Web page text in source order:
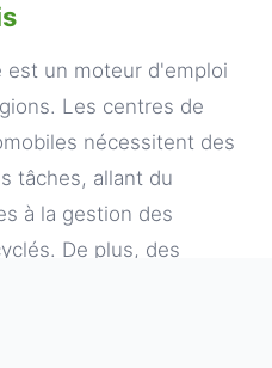
est un moteur d'emploi
Les centres de
nécessitent des
tâches, allant du
à la gestion des
De plus, des